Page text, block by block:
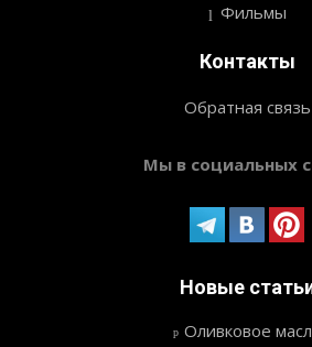
Фильмы
Контакты
Обратная связь
Мы в социальных
Новые
Оливковое